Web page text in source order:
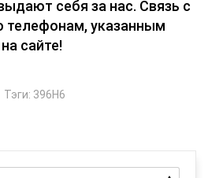
себя за нас. Связь с
телефонам, указанным
на сайте!
Тэги: 396H6